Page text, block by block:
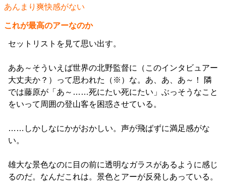
あんまり爽快感がない
これが最高のアーなのか
セットリストを見て思い出す。
ああ～そういえば世界の北野監督に（このインタビュアー
大丈夫か？）って思われた（※）な。あ、あ、あ～！ 隣
では藤原が「あ～……死にたい死にたい」ぶっそうなこと
をいって周囲の登山客を困惑させている。
……しかしなにかがおかしい。声が飛ばずに満足感がな
い。
雄大な景色なのに目の前に透明なガラスがあるように感じ
るのだ。なんだこれは。景色とアーが反発しあっている。